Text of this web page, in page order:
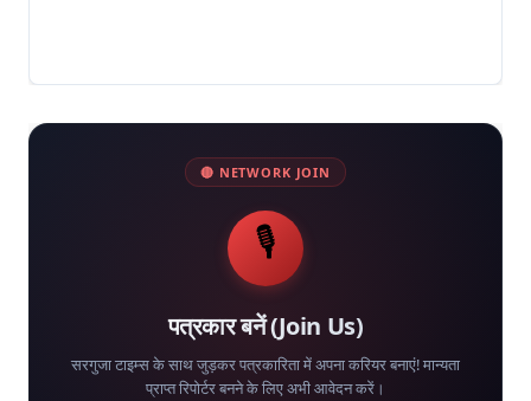
🔴 NETWORK JOIN
🎙️
पत्रकार बनें (Join Us)
सरगुजा टाइम्स के साथ जुड़कर पत्रकारिता में अपना करियर बनाएं! मान्यता
प्राप्त रिपोर्टर बनने के लिए अभी आवेदन करें।